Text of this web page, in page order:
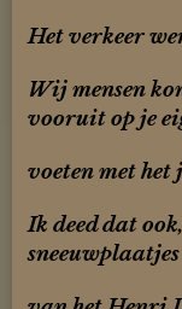
Het verkeer
Wij mensen
vooruit op je
voeten met het
Ik deed dat